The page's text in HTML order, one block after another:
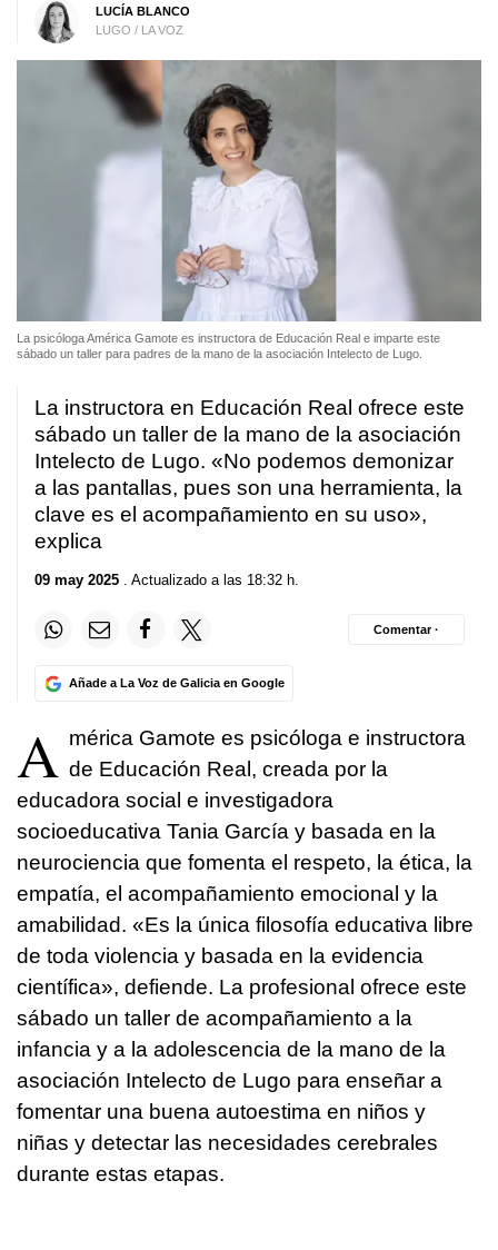
LUCÍA BLANCO
LUGO / LA VOZ
La psicóloga América Gamote es instructora de Educación Real e imparte este
sábado un taller para padres de la mano de la asociación Intelecto de Lugo.
La instructora en Educación Real ofrece este
sábado un taller de la mano de la asociación
Intelecto de Lugo. «No podemos demonizar
a las pantallas, pues son una herramienta, la
clave es el acompañamiento en su uso»,
explica
09 may 2025 . Actualizado a las 18:32 h.
Añade a La Voz de Galicia en Google
Comentar ·
A mérica Gamote es psicóloga e instructora
de Educación Real, creada por la
educadora social e investigadora
socioeducativa Tania García y basada en la
neurociencia que fomenta el respeto, la ética, la
empatía, el acompañamiento emocional y la
amabilidad. «Es la única filosofía educativa libre
de toda violencia y basada en la evidencia
científica», defiende. La profesional ofrece este
sábado un taller de acompañamiento a la
infancia y a la adolescencia de la mano de la
asociación Intelecto de Lugo para enseñar a
fomentar una buena autoestima en niños y
niñas y detectar las necesidades cerebrales
durante estas etapas.